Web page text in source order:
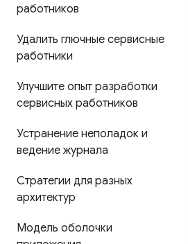
работников
Удалить глючные сервисные
работники
Улучшите опыт разработки
сервисных работников
Устранение неполадок и
ведение журнала
Стратегии для разных
архитектур
Модель оболочки